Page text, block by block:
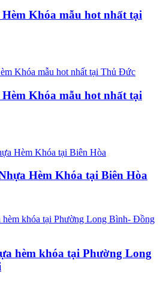
Khóa mẫu hot nhất tại
Khóa mẫu hot nhất tại
Hèm Khóa tại Biên Hòa
hèm khóa tại Phường Long